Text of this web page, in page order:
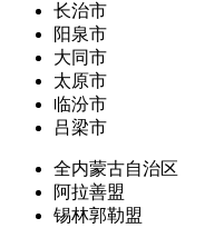
长治市
阳泉市
大同市
太原市
临汾市
吕梁市
全内蒙古自治区
阿拉善盟
锡林郭勒盟